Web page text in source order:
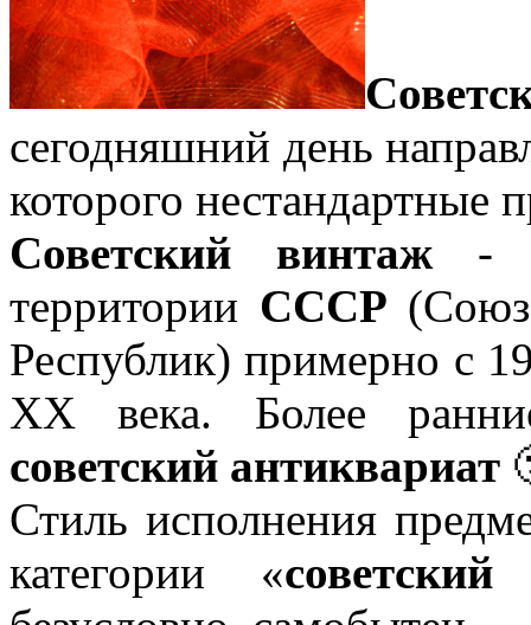
сегодняшний день
которого нестандартные
Советский винтаж -
территории СССР
Республик) примерно с
XX века. Более
советский антиквариат
Стиль исполнения
категории «